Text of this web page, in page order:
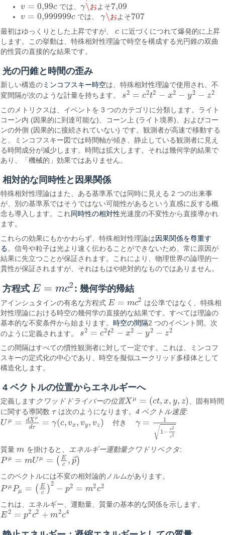
v = 0,99c
v=0, 99c では、γ\およ そ7,09
γ\およそ7,09
v = 0,999999c
v=0,999999c では、γ\およ そ707
γ\およそ707
最初はゆっくりとした上昇ですが、c
c に近づくにつれて爆発的に上昇
します。この挙動は、特殊相対性理論で時空を構成する光円錐の双曲
的性質の直接的な結果です。
光の円錐と時間の歪み
新しい構造のミンコフスキー時空は、特殊相対性理論で使用され、不
変間隔が次のような計量を持ちます。 s2 = c2t2 − x2 − y2 − z2
s2 =c2 t2−x2 −y 2−z 2
このメトリクスは、イベントを 3 つのカテゴリに分類します。ライト
コーン内 (因果的に到達可能な)、コーン上 (ライト境界)、およびコー
ンの外側 (因果的に接続されていない) です。観測者が高速で移動する
と、ミンコフスキー図では時間軸が傾き、静止している観測者に見え
る時間成分が減少します。時間は拡大します。それは幾何学的結果で
あり、「機械的」効果ではありません。
相対的な同時性と因果関係
特殊相対性理論はまた、ある基準系では同時に見える 2 つの出来事
が、別の基準系ではそうではない可能性があるという直感に反する概
念も導入します。これ同時性の相対性光速度の不変性から直接導かれ
ます。
これらの効果にもかかわらず、特殊相対性理論は因果関係を尊重す
る。信号や粒子は光より速く伝わることができないため、常に原因が
結果に先立つことが保証されます。これにより、物理世界の論理的一
貫性が保証されますが、それはもはや絶対的なものではありません。
方程式 E = mc2
E= mc2 : 幾何学的帰結
アインシュタインの有名な方程式 E = mc2
E= mc 2
は公準ではなく、特殊相
対性理論における時空の幾何学の直接的な結果です。すべては理論の
基本的な不変条件から始まります。時空の間隔2 つのイベント間。次
のように定義されます。 s2 = c2t2 − x2 − y2 − z2
s2 =c2 t2−x2 −y 2−z 2
この間隔はすべての慣性観測者に対して一定です。これは、ミンコフ
スキーの定式化の中心であり、時空を擬似ユークリッド多様体として
構造化します。
4 ベクトルの位置からエネルギーへ
定義します クワッドドライバーの位置X μ = (ct, x, y, z)
Xμ= ct, x,y,z)
、固有時間
に関する導関数τ
τ は次のようになります。4 ベクトル速度:
U μ = dX μ
dτ = γ(c, vx, vy, vz) 付き γ =
1
1 − v2
c2
√
Uμ= dX μdτ=γ (c, vx,vy,vz)付きγ=1 1 v2c2
質量m
m を掛けると、 エネルギー運動量クワドリベクタ:
P μ = mU μ = ( E
c , p⃗
)
Pμ= mU μ=(Ec p→ )
このベクトルには不変の相対論的ノルムがあります。
P μPμ = ( E
c
)2 − p2 = m2c2
PμPμ= Ec 2 −p 2 m2 c2
これは、エネルギー、運動量、質量の基本的な関係を示します。
E2 = p2c2 + m2c4
E2= p2 c2+m 2c4